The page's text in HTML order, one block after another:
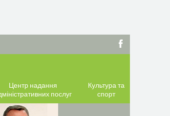
Центр надання
послуг
Культура та
спорт